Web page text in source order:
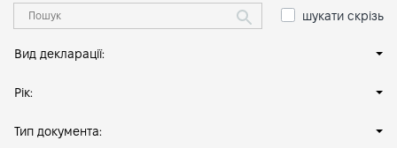
шукати скрізь
Вид декларації:
Рік:
Тип документа: